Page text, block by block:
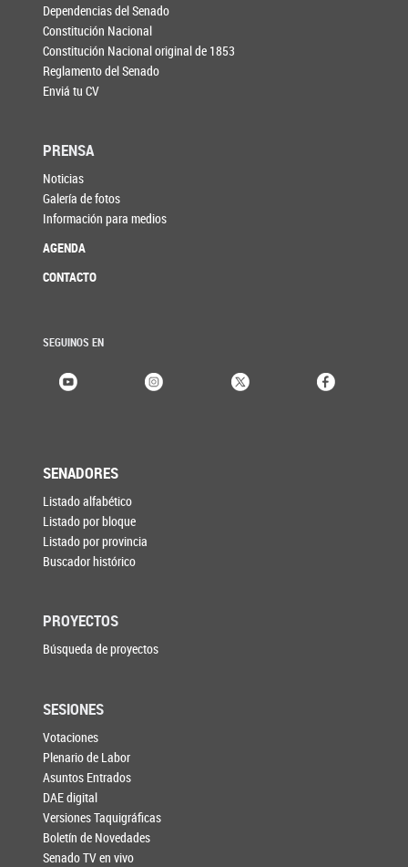
Dependencias del Senado
Constitución Nacional
Constitución Nacional original de 1853
Reglamento del Senado
Enviá tu CV
PRENSA
Noticias
Galería de fotos
Información para medios
AGENDA
CONTACTO
SEGUINOS EN
SENADORES
Listado alfabético
Listado por bloque
Listado por provincia
Buscador histórico
PROYECTOS
Búsqueda de proyectos
SESIONES
Votaciones
Plenario de Labor
Asuntos Entrados
DAE digital
Versiones Taquigráficas
Boletín de Novedades
Senado TV en vivo